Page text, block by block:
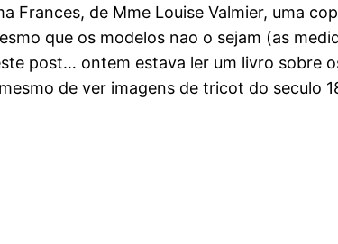
de Mme Louise Valmier, uma
que os modelos nao o sejam (as
post… ontem estava ler um livro sobre
de ver imagens de tricot do seculo